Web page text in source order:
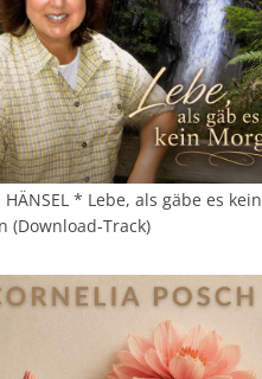
HÄNSEL * Lebe, als gäbe es kein
(Download-Track)